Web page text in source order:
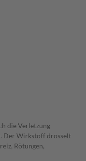
die Verletzung
Der Wirkstoff drosselt
Rötungen,